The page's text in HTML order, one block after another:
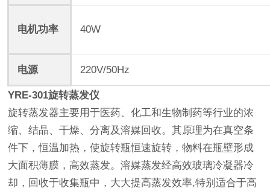
电机功率 40W
电源 220V/50Hz
YRE-301旋转蒸发仪
旋转蒸发器主要用于医药、化工和生物制药等行业的浓
缩、结晶、干燥、分离及溶媒回收。其原理为在真空条
件下，恒温加热，使旋转瓶恒速旋转，物料在瓶壁形成
大面积薄膜，高效蒸发。溶媒蒸发经高效玻璃冷凝器冷
却，回收于收集瓶中，大大提高蒸发效率,特别适合于高